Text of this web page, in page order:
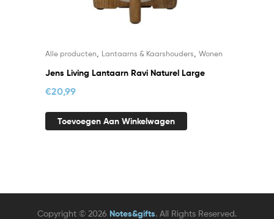
Alle producten Lantaarns & Kaarshouders Wonen
Jens Living Lantaarn Ravi Naturel Large
€20,99
Toevoegen Aan Winkelwagen
Copyright © 2026 Notes&gifts. All Rights Reserved.